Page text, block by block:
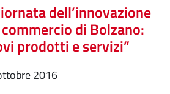
dell’innovazione
di Bolzano:
prodotti e servizi”
2016